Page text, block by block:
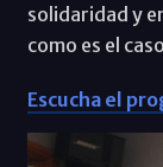
solidaridad y
como es el
Escucha el